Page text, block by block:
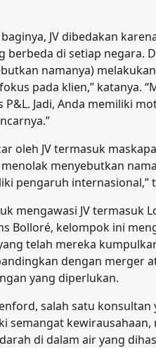
JV dibedakan
berbeda di setiap negara.
namanya)
pada klien,” katanya.
P&L. Jadi, Anda memiliki
oleh JV termasuk
menyebutkan
pengaruh internasional,”
mengawasi JV termasuk
Bolloré, kelompok ini
telah mereka
dengan merger
yang diperlukan.
salah satu
semangat
di dalam air yang